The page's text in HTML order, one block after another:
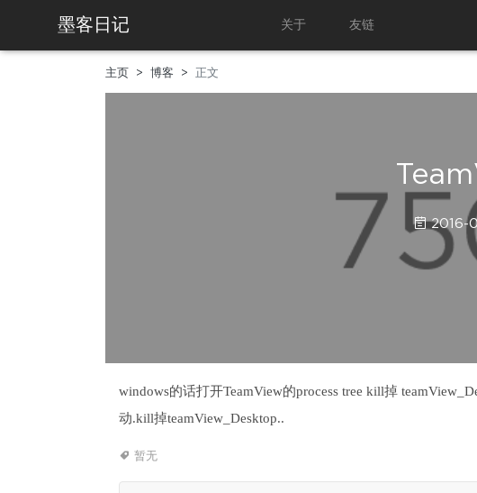
墨客日记 关于 友链
主页 博客 正文
2016-
windows的话打开TeamView的process tree kill掉
动.kill掉teamView_Desktop..
暂无